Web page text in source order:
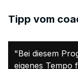
Tipp vom
"Bei diesem
eigenes Tempo